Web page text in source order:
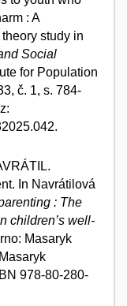
: A
study in
Social
for Population
č. 1, s. 784-
In Navrátilová
: The
children’s well-
Masaryk
978-80-280-